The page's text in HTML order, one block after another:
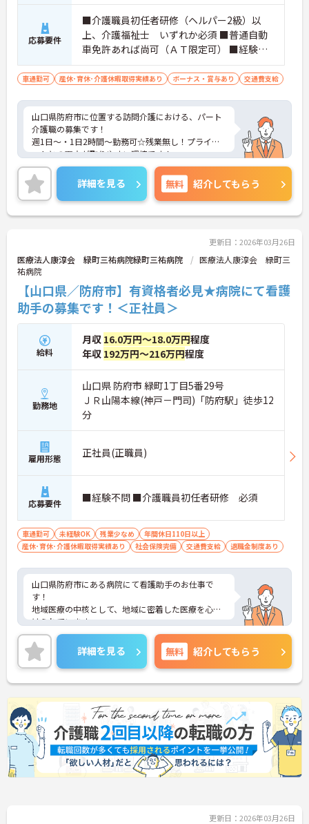
応募要件
■介護職員初任者研修（ヘルパー2級）以
上、介護福祉士 いずれか必須 ■普通自動
車免許あれば尚可（ＡＴ限定可） ■経験不
問
車通勤可 産休･育休･介護休暇取得実績あり ボーナス・賞与あり 交通費支給
山口県防府市に位置する訪問介護における、パート
介護職の募集です！
週1日～・1日2時間～勤務可☆残業無し！プライベ
ートとの両立が取りやすい環境です！
ご興味ある方には、面接対策ポイントなど、さらに
詳細をお話しいたしますのでお気軽にご相談くださ
い。
詳細を見る 無料 紹介してもらう
更新日：2026年03月26日
医療法人康淳会 緑町三祐病院緑町三祐病院
医療法人康淳会 緑町三
祐病院
【山口県／防府市】有資格者必見★病院にて看護
助手の募集です！＜正社員＞
給料
月収 16.0万円～18.0万円程度
年収 192万円～216万円程度
勤務地
山口県 防府市 緑町1丁目5番29号
ＪＲ山陽本線(神戸－門司)「防府駅」徒歩12
分
雇用形態 正社員(正職員)
応募要件 ■経験不問 ■介護職員初任者研修 必須
車通勤可 未経験OK 残業少なめ
年間休日110日以上
産休･育休･介護休暇取得実績あり
社会保険完備 交通費支給 退職金制度あり
山口県防府市にある病院にて看護助手のお仕事で
す！
地域医療の中核として、地域に密着した医療を心が
けられています。
安心して働ける職場をモットーに、完全週休2日制
など、職員の福利厚生面の充実に努めています★
ご興味ある方には、面接対策ポイントなど、さらに
詳細をお話しいたしますのでお気軽にご相談くださ
い。
詳細を見る 無料 紹介してもらう
更新日：2026年03月26日